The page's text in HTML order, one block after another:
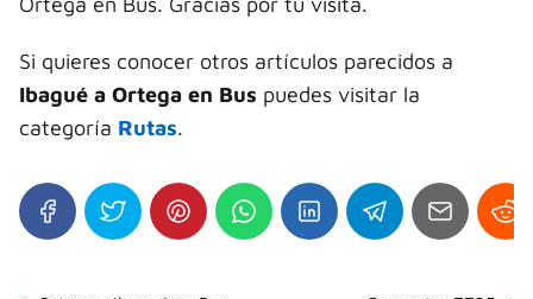
Si quieres conocer otros artículos parecidos a
Ibagué a Ortega en Bus puedes visitar la
categoría Rutas.